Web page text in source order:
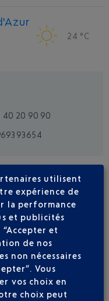
24 °C
40 20 90 90
utilisent
expérience de
la performance
et publicités
et
de nos
non nécessaires
Vous
vos choix en
choix peut